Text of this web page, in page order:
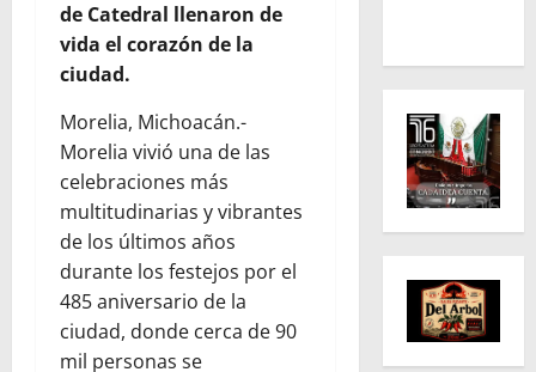
de Catedral llenaron de
vida el corazón de la
ciudad.
Morelia, Michoacán.-
Morelia vivió una de las
celebraciones más
multitudinarias y vibrantes
de los últimos años
durante los festejos por el
485 aniversario de la
ciudad, donde cerca de 90
mil personas se